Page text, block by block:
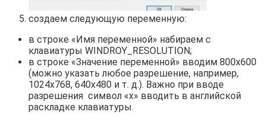
создаем следующую переменную:
в строке «Имя переменной» набираем с
клавиатуры WINDROY_RESOLUTION;
в строке «Значение переменной» вводим 800х600
(можно указать любое разрешение, например,
1024х768, 640х480 и т. д.). Важно при вводе
разрешения символ «x» вводить в английской
раскладке клавиатуры.